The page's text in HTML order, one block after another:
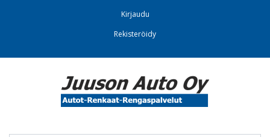
Kirjaudu
Rekisteröidy